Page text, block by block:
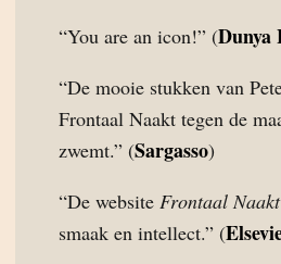
“You are an icon!” (Dunya
“De mooie stukken van
Frontaal Naakt tegen de
zwemt.” (Sargasso)
“De website Frontaal Naakt
smaak en intellect.” (